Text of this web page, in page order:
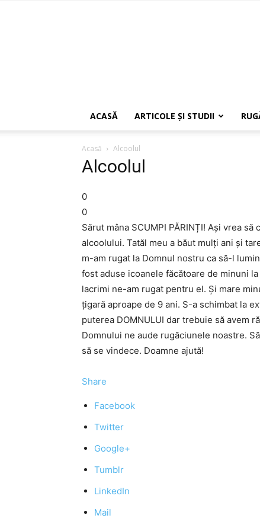
ACASĂ ARTICOLE ŞI STUDII
Acasă Alcoolul
Alcoolul
0
0
Sărut mâna SCUMPI PĂRINȚI! Ași vrea
alcoolului. Tatăl meu a băut mulți ani și
m-am rugat la Domnul nostru ca să-l
fost aduse icoanele făcătoare de minuni
lacrimi ne-am rugat pentru el. Și mare
țigară aproape de 9 ani. S-a schimbat la
puterea DOMNULUI dar trebuie să avem
Domnului ne aude rugăciunele noastre.
să se vindece. Doamne ajută!
Share
Facebook
Twitter
Google+
Tumblr
LinkedIn
Mail